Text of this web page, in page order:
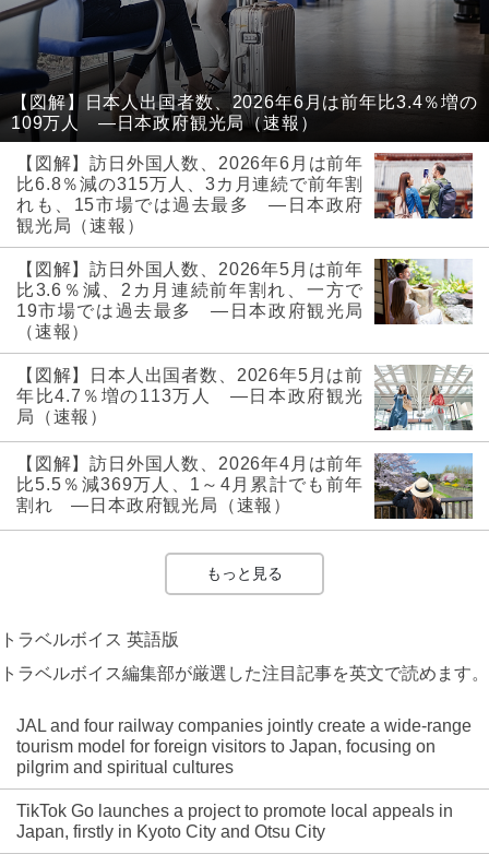
【図解】日本人出国者数、2026年6月は前年比3.4％増の
109万人 ―日本政府観光局（速報）
【図解】訪日外国人数、2026年6月は前年
比6.8％減の315万人、3カ月連続で前年割
れも、15市場では過去最多 ―日本政府
観光局（速報）
【図解】訪日外国人数、2026年5月は前年
比3.6％減、2カ月連続前年割れ、一方で
19市場では過去最多 ―日本政府観光局
（速報）
【図解】日本人出国者数、2026年5月は前
年比4.7％増の113万人 ―日本政府観光
局（速報）
【図解】訪日外国人数、2026年4月は前年
比5.5％減369万人、1～4月累計でも前年
割れ ―日本政府観光局（速報）
もっと見る
トラベルボイス 英語版
トラベルボイス編集部が厳選した注目記事を英文で読めます。
JAL and four railway companies jointly create a wide-range
tourism model for foreign visitors to Japan, focusing on
pilgrim and spiritual cultures
TikTok Go launches a project to promote local appeals in
Japan, firstly in Kyoto City and Otsu City